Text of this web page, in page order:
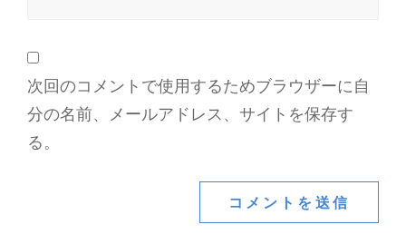
次回のコメントで使用するためブラウザーに自
分の名前、メールアドレス、サイトを保存す
る。